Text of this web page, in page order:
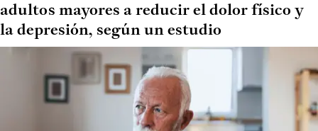
adultos mayores a reducir el dolor físico y
la depresión, según un estudio